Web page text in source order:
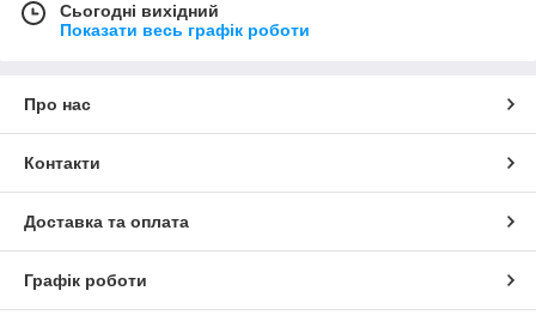
Сьогодні вихідний
Показати весь графік роботи
Про нас
Контакти
Доставка та оплата
Графік роботи